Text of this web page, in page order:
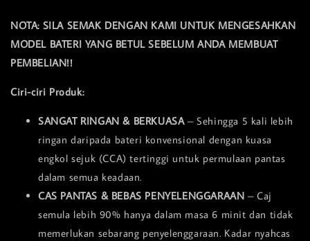
NOTA: SILA SEMAK DENGAN KAMI UNTUK MENGESAHKAN
MODEL BATERI YANG BETUL SEBELUM ANDA MEMBUAT
PEMBELIAN!!
Ciri-ciri Produk:
SANGAT RINGAN & BERKUASA– Sehingga 5 kali lebih
ringan daripada bateri konvensional dengan kuasa
engkol sejuk (CCA) tertinggi untuk permulaan pantas
dalam semua keadaan.
CAS PANTAS & BEBAS PENYELENGGARAAN – Caj
semula lebih 90% hanya dalam masa 6 minit dan tidak
memerlukan sebarang penyelenggaraan. Kadar nyahcas